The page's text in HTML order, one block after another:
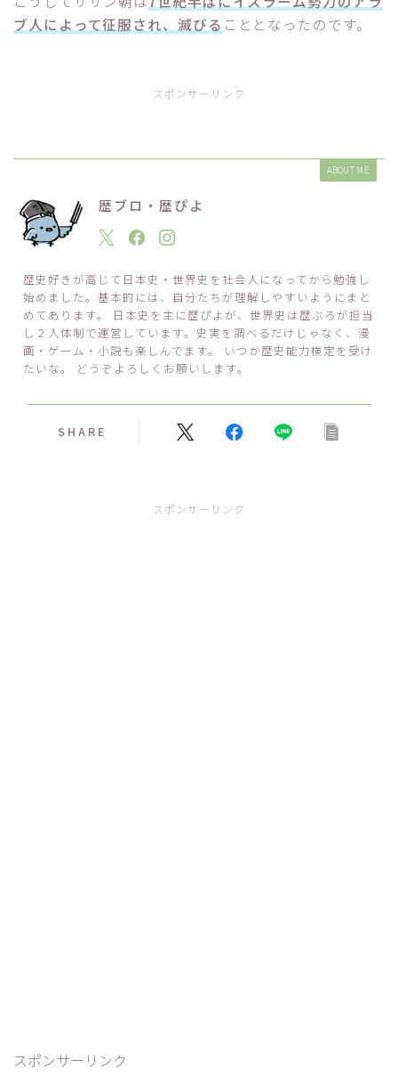
ブ人によって征服され、滅びる こととなったのです。
スポンサーリンク
ABOUT ME
歴ブロ・歴ぴよ
歴史好きが高じて日本史・世界史を社会人になってから勉強し
始めました。基本的には、自分たちが理解しやすいようにまと
めてあります。 日本史を主に歴ぴよが、世界史は歴ぶろが担当
し２人体制で運営しています。史実を調べるだけじゃなく、漫
画・ゲーム・小説も楽しんでます。 いつか歴史能力検定を受け
たいな。 どうぞよろしくお願いします。
SHARE
スポンサーリンク
スポンサーリンク